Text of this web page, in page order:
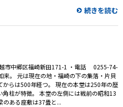
続きを読む
市中郷区福崎新田171-1 ・電話 0255-74-
。 元は現在の地・福崎の下の集落・片貝
からは500年経つ。 現在の本堂は250年の歴
柱が特徴。 本堂の左側には戦前の昭和13
のある座敷は37畳と...